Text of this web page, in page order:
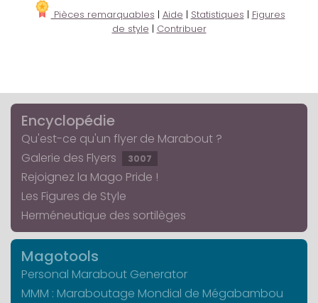
Pièces remarquables | Aide | Statistiques | Figures
de style | Contribuer
Encyclopédie
Qu'est-ce qu'un flyer de Marabout ?
Galerie des Flyers
3007
Rejoignez la Mago Pride !
Les Figures de Style
Herméneutique des sortilèges
Magotools
Personal Marabout Generator
MMM : Maraboutage Mondial de Mégabambou